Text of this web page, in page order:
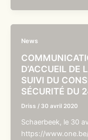
News
D’ACCUEIL DE
SUIVI DU
SÉCURITÉ DU
Driss / 30 avril 2020
Schaerbeek, le 30
https://